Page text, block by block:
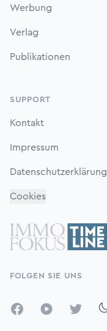
Werbung
Verlag
Publikationen
SUPPORT
Kontakt
Impressum
Datenschutzerklärung
Cookies
FOLGEN SIE UNS
FacebookYouTubeTwitter